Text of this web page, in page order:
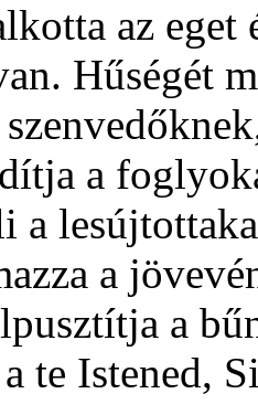
az eget
Hűségét
a
a
a
a
te Istened,